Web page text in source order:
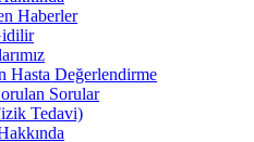
Haberler
Hasta Değerlendirme
Sorular
Tedavi)